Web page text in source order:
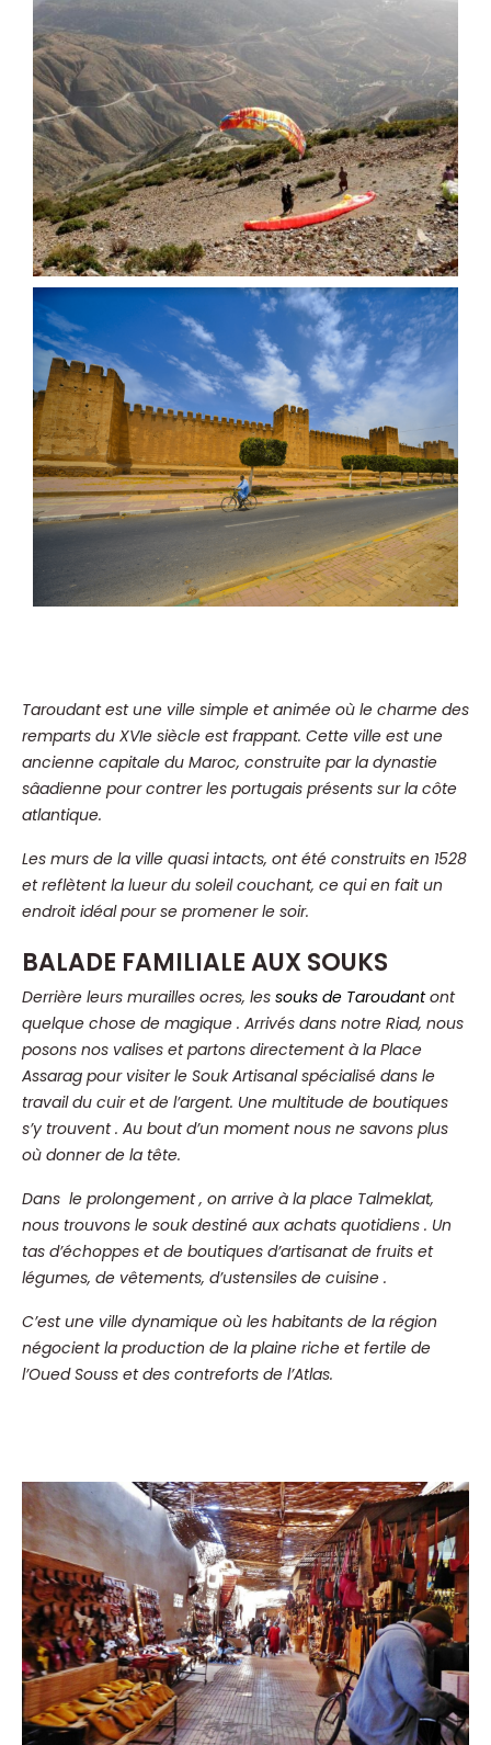
Taroudant est une ville simple et animée où le charme des
remparts du XVIe siècle est frappant. Cette ville est une
ancienne capitale du Maroc, construite par la dynastie
sâadienne pour contrer les portugais présents sur la côte
atlantique.
Les murs de la ville quasi intacts, ont été construits en 1528
et reflètent la lueur du soleil couchant, ce qui en fait un
endroit idéal pour se promener le soir.
BALADE FAMILIALE AUX SOUKS
Derrière leurs murailles ocres, les souks de Taroudantont
quelque chose de magique . Arrivés dans notre Riad, nous
posons nos valises et partons directement à la Place
Assarag pour visiter le Souk Artisanal spécialisé dans le
travail du cuir et de l’argent. Une multitude de boutiques
s’y trouvent . Au bout d’un moment nous ne savons plus
où donner de la tête.
Dans le prolongement , on arrive à la place Talmeklat,
nous trouvons le souk destiné aux achats quotidiens . Un
tas d’échoppes et de boutiques d’artisanat de fruits et
légumes, de vêtements, d’ustensiles de cuisine .
C’est une ville dynamique où les habitants de la région
négocient la production de la plaine riche et fertile de
l’Oued Souss et des contreforts de l’Atlas.